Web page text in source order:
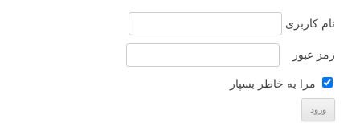
نام کاربری
رمز عبور
مرا به خاطر بسپار